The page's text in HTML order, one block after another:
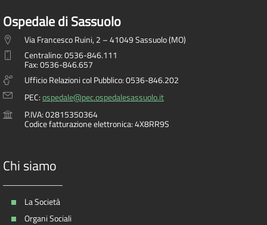
Ospedale di Sassuolo
Via Francesco Ruini, 2 – 41049 Sassuolo (MO)
Centralino: 0536-846.111
Fax: 0536-846.657
Ufficio Relazioni col Pubblico: 0536-846.202
PEC:ospedale@pec.ospedalesassuolo.it
P.IVA: 02815350364
Codice fatturazione elettronica: 4X8RR9S
Chi siamo
La Società
Organi Sociali